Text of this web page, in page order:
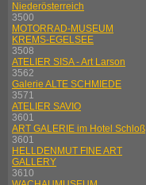
Niederösterreich
3500
MOTORRAD-MUSEUM
KREMS-EGELSEE
3508
ATELIER SISA - Art Larson
3562
Galerie ALTE SCHMIEDE
3571
ATELIER SAVIO
3601
ART GALERIE im Hotel Schloß
3601
HELLDENMUT FINE ART
GALLERY
3610